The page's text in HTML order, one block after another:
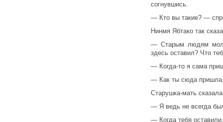
согнувшись.
— Кто вы такие? —
Нинмя Ябтако так
— Старым людям
здесь оставил? Что
— Когда-то я сама
— Как ты сюда пришла,
Старушка-мать
— Я ведь не всегда
— Когда тебя